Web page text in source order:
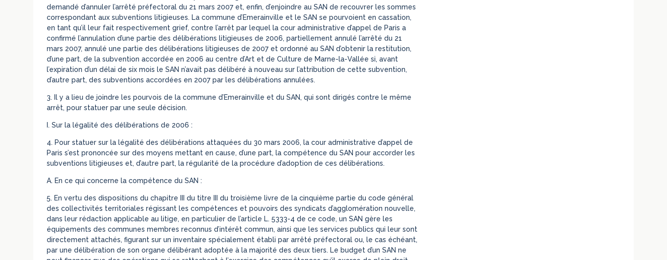
demandé d’annuler l’arrêté préfectoral du 21 mars 2007 et, enfin, d’enjoindre au SAN de recouvrer les sommes
correspondant aux subventions litigieuses. La commune d’Emerainville et le SAN se pourvoient en cassation,
en tant qu’il leur fait respectivement grief, contre l’arrêt par lequel la cour administrative d’appel de Paris a
confirmé l’annulation d’une partie des délibérations litigieuses de 2006, partiellement annulé l’arrêté du 21
mars 2007, annulé une partie des délibérations litigieuses de 2007 et ordonné au SAN d’obtenir la restitution,
d’une part, de la subvention accordée en 2006 au centre d’Art et de Culture de Marne-la-Vallée si, avant
l’expiration d’un délai de six mois le SAN n’avait pas délibéré à nouveau sur l’attribution de cette subvention,
d’autre part, des subventions accordées en 2007 par les délibérations annulées.
3. Il y a lieu de joindre les pourvois de la commune d’Emerainville et du SAN, qui sont dirigés contre le même
arrêt, pour statuer par une seule décision.
I. Sur la légalité des délibérations de 2006 :
4. Pour statuer sur la légalité des délibérations attaquées du 30 mars 2006, la cour administrative d’appel de
Paris s’est prononcée sur des moyens mettant en cause, d’une part, la compétence du SAN pour accorder les
subventions litigieuses et, d’autre part, la régularité de la procédure d’adoption de ces délibérations.
A. En ce qui concerne la compétence du SAN :
5. En vertu des dispositions du chapitre III du titre III du troisième livre de la cinquième partie du code général
des collectivités territoriales régissant les compétences et pouvoirs des syndicats d’agglomération nouvelle,
dans leur rédaction applicable au litige, en particulier de l’article L. 5333-4 de ce code, un SAN gère les
équipements des communes membres reconnus d’intérêt commun, ainsi que les services publics qui leur sont
directement attachés, figurant sur un inventaire spécialement établi par arrêté préfectoral ou, le cas échéant,
par une délibération de son organe délibérant adoptée à la majorité des deux tiers. Le budget d’un SAN ne